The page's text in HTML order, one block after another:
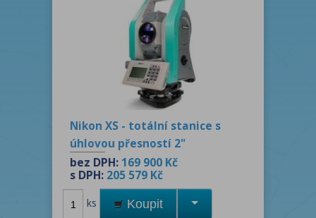
Nikon XS - totální stanice s
úhlovou přesností 2"
bez DPH: 169 900 Kč
s DPH: 205 579 Kč
ks Koupit